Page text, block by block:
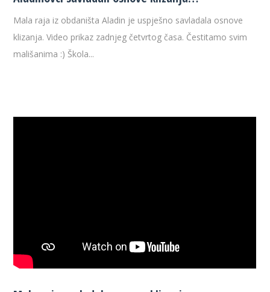
Mala raja iz obdaništa Aladin je uspješno savladala osnove
klizanja. Video prikaz zadnjeg četvrtog časa. Čestitamo svim
mališanima :) Škola...